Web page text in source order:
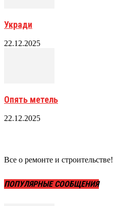
Укради
22.12.2025
Опять метель
22.12.2025
Все о ремонте и строительстве!
ПОПУЛЯРНЫЕ СООБЩЕНИЯ